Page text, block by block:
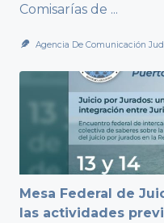
Comisarías de ...
Agencia De Comunicación
Mesa Federal de
las actividades